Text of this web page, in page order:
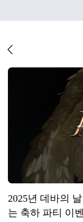
2025년 데바의
는 축하 파티 이